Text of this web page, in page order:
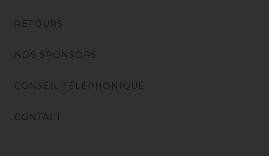
RETOURS
NOS SPONSORS
CONSEIL TÉLÉPHONIQUE
CONTACT